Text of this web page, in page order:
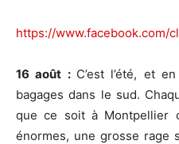
https://www.facebook.com/
16 août : C’est l’été, et
bagages dans le sud.
que ce soit à Montpellier
énormes, une grosse rage